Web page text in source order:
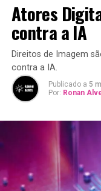
Controle:
manuseio de
pela coleta,
Qualidade:
Segurança:
autorizado e
Por Que
Atores
contra a IA
Direitos de Imagem
contra a IA.
Publicado a 5
Por: Ronan